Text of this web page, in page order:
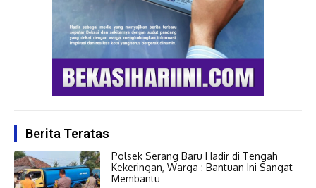
Berita Teratas
Polsek Serang Baru Hadir di Tengah
Kekeringan, Warga : Bantuan Ini Sangat
Membantu